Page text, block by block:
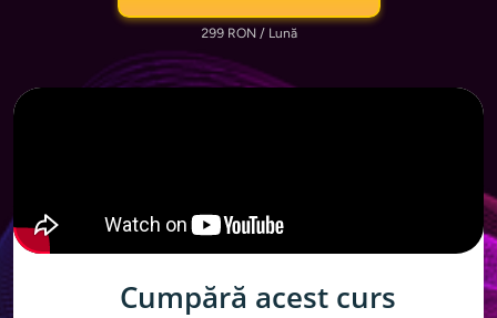
299 RON / Lună
Cumpără acest curs